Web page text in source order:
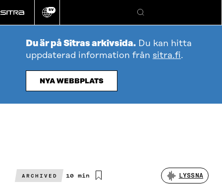
direkt
till
Ändra
språk
SV
Sök
Du är på Sitras arkivsida. Du kan hitta
uppdaterad information från sitra.fi.
NYA WEBBPLATS
ARCHIVED
Beräknad
10 min LYSSNA